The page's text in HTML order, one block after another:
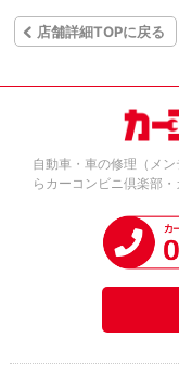
店舗詳細TOPに戻る
自動車・車の修理（メ
らカーコンビニ倶楽部